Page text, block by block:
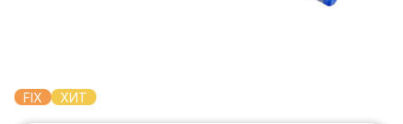
FIX ХИТ